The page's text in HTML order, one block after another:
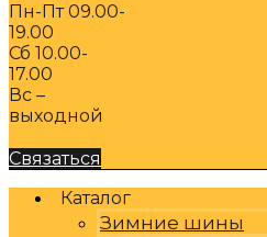
Пн-Пт 09.00-
19.00
Сб 10.00-
17.00
Вс –
выходной
Связаться
Каталог
Зимние шины